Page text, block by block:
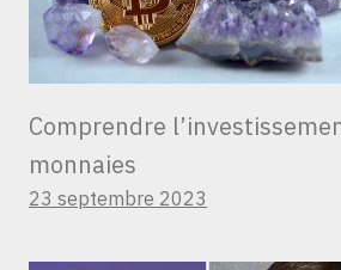
Comprendre
monnaies
23 septembre 2023